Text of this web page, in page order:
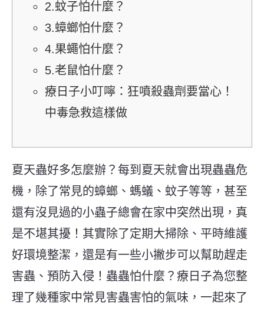
2.蚊子怕什麼？
3.蟑螂怕什麼？
4.果蠅怕什麼？
5.老鼠怕什麼？
療日子小叮嚀：狂噴殺蟲劑要當心！
中毒急救這樣做
夏天蟲好多怎麼辦？每到夏天就會出現蟲蟲危
機，除了常見的蟑螂、螞蟻、蚊子等等，甚至
還有沒見過的小蟲子總會在家中突然出現，真
是不堪其擾！其實除了定期大掃除、平時維護
好環境整潔，還是有一些小撇步可以幫助趕走
害蟲、預防入侵！ 蟲蟲怕什麼？療日子為您整
理了幾種家中常見害蟲害怕的氣味，一起來了